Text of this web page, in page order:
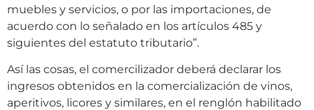
muebles y servicios, o por las importaciones, de
acuerdo con lo señalado en los artículos 485 y
siguientes del estatuto tributario”.
Así las cosas, el comercilizador deberá declarar los
ingresos obtenidos en la comercialización de vinos,
aperitivos, licores y similares, en el renglón habilitado